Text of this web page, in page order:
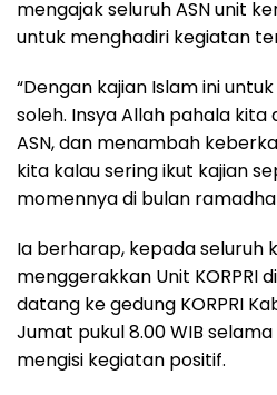
mengajak seluruh ASN unit
untuk menghadiri kegiatan
“Dengan kajian Islam ini
soleh. Insya Allah pahala
ASN, dan menambah
kita kalau sering ikut kajian
momennya di bulan
Ia berharap, kepada seluruh
menggerakkan Unit KORPRI
datang ke gedung KORPRI
Jumat pukul 8.00 WIB
mengisi kegiatan positif.